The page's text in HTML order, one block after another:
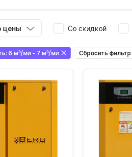
цены Со скидкой
Производительность: 6 м³/ми - 7 м³/ми Сбросить фильтр